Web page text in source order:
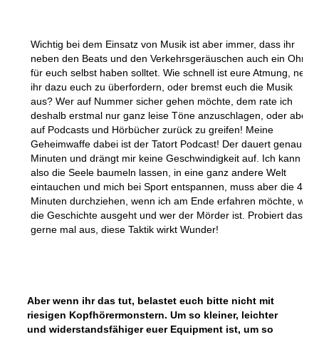
Wichtig bei dem Einsatz von Musik ist aber immer, dass ihr
neben den Beats und den Verkehrsgeräuschen auch ein Ohr
für euch selbst haben solltet. Wie schnell ist eure Atmung, neigt
ihr dazu euch zu überfordern, oder bremst euch die Musik
aus? Wer auf Nummer sicher gehen möchte, dem rate ich
deshalb erstmal nur ganz leise Töne anzuschlagen, oder aber
auf Podcasts und Hörbücher zurück zu greifen! Meine
Geheimwaffe dabei ist der Tatort Podcast! Der dauert genau 40
Minuten und drängt mir keine Geschwindigkeit auf. Ich kann
also die Seele baumeln lassen, in eine ganz andere Welt
eintauchen und mich bei Sport entspannen, muss aber die 40
Minuten durchziehen, wenn ich am Ende erfahren möchte, wie
die Geschichte ausgeht und wer der Mörder ist. Probiert das
gerne mal aus, diese Taktik wirkt Wunder!
Aber wenn ihr das tut, belastet euch bitte nicht mit
riesigen Kopfhörermonstern. Um so kleiner, leichter
und widerstandsfähiger euer Equipment ist, um so